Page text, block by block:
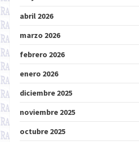
abril 2026
marzo 2026
febrero 2026
enero 2026
diciembre 2025
noviembre 2025
octubre 2025